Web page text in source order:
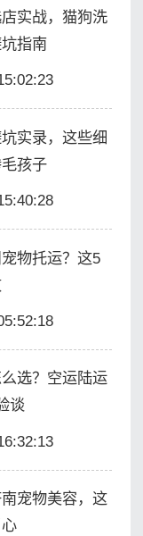
实战，猫狗洗
指南
实录，这些细
孩子
物托运？这5
选？空运陆运
谈
宠物美容，这